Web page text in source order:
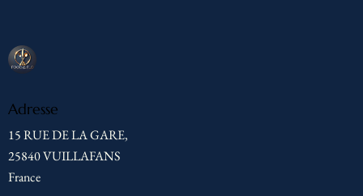
Adresse
15 RUE DE LA GARE,
25840 VUILLAFANS
France